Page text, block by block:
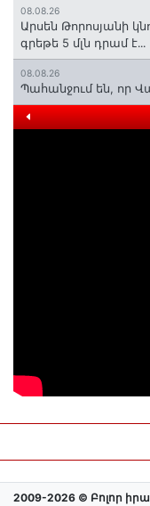
08.08.26
Արսեն Թորոսյանի
գրեթե 5 մլն դրամ է․․․
08.08.26
Պահանջում են, որ
2009-2026 © Բոլոր